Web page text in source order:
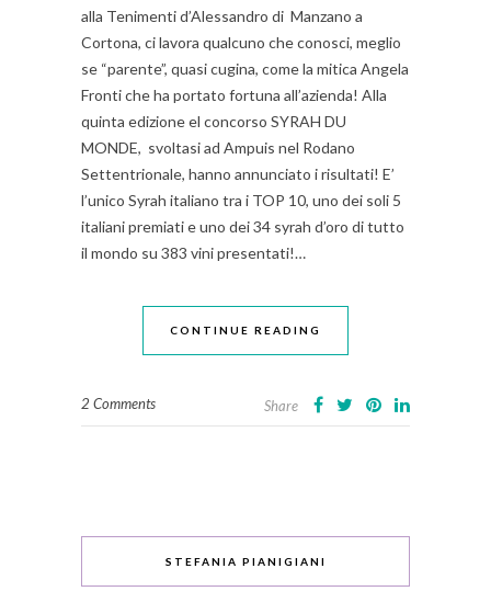
alla Tenimenti d’Alessandro di Manzano a
Cortona, ci lavora qualcuno che conosci, meglio
se “parente”, quasi cugina, come la mitica Angela
Fronti che ha portato fortuna all’azienda! Alla
quinta edizione el concorso SYRAH DU
MONDE, svoltasi ad Ampuis nel Rodano
Settentrionale, hanno annunciato i risultati! E’
l’unico Syrah italiano tra i TOP 10, uno dei soli 5
italiani premiati e uno dei 34 syrah d’oro di tutto
il mondo su 383 vini presentati!…
CONTINUE READING
2 Comments Share
STEFANIA PIANIGIANI